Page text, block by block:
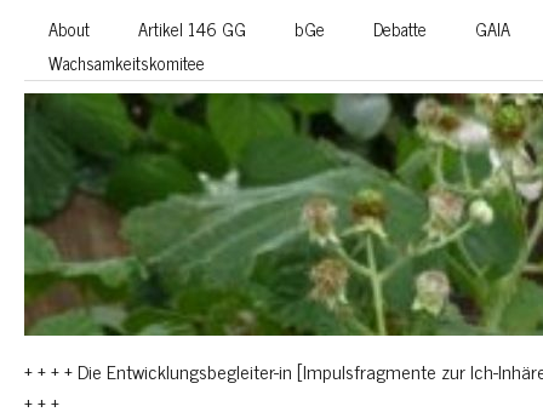
About Artikel 146 GG bGe Debatte
GAIA
Wachsamkeitskomitee
+ + + + Die Entwicklungsbegleiter-in [Impulsfragmente zur Ich-
+ + +